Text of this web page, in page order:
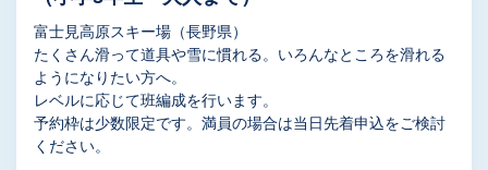
富士見高原スキー場（長野県）
たくさん滑って道具や雪に慣れる。いろんなところを滑れる
ようになりたい方へ。
レベルに応じて班編成を行います。
予約枠は少数限定です。満員の場合は当日先着申込をご検討
ください。